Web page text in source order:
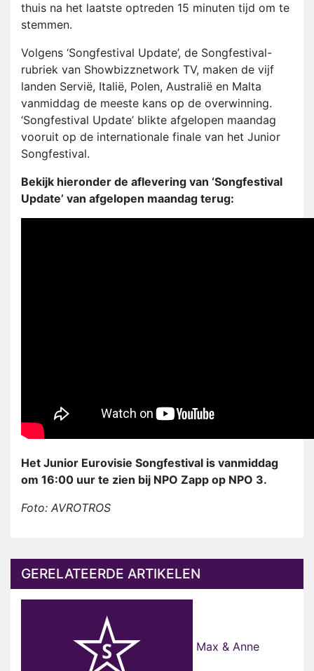
thuis na het laatste optreden 15 minuten tijd om te
stemmen.
Volgens ‘Songfestival Update’, de Songfestival-
rubriek van Showbizznetwork TV, maken de vijf
landen Servië, Italië, Polen, Australië en Malta
vanmiddag de meeste kans op de overwinning.
‘Songfestival Update’ blikte afgelopen maandag
vooruit op de internationale finale van het Junior
Songfestival.
Bekijk hieronder de aflevering van ‘Songfestival
Update’ van afgelopen maandag terug:
Het Junior Eurovisie Songfestival is vanmiddag
om 16:00 uur te zien bij NPO Zapp op NPO 3.
Foto: AVROTROS
GERELATEERDE ARTIKELEN
Max & Anne